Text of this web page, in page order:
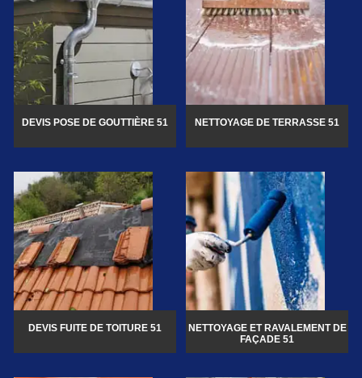
DEVIS POSE DE GOUTTIÈRE 51 NETTOYAGE DE TERRASSE 51
DEVIS FUITE DE TOITURE 51
NETTOYAGE ET RAVALEMENT DE
FAÇADE 51